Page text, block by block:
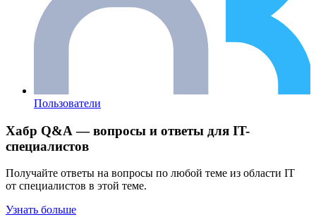
Пользователи
Хабр Q&A — вопросы и ответы для IT-
специалистов
Получайте ответы на вопросы по любой теме из области IT
от специалистов в этой теме.
Узнать больше